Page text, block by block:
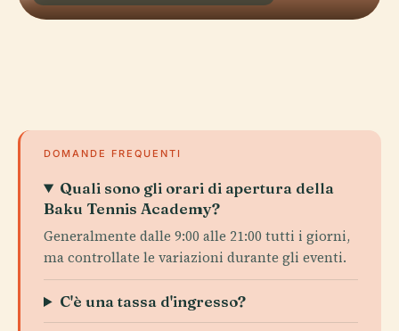
DOMANDE FREQUENTI
Quali sono gli orari di apertura della
Baku Tennis Academy?
Generalmente dalle 9:00 alle 21:00 tutti i giorni,
ma controllate le variazioni durante gli eventi.
C'è una tassa d'ingresso?